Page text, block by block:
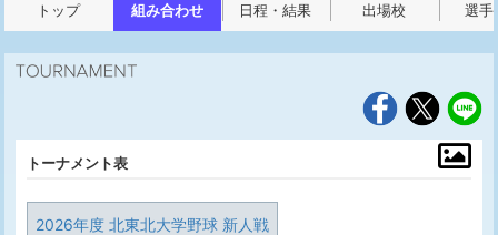
トップ 組み合わせ 日程・結果 出場校 選手
トーナメント表
2026年度 北東北大学野球 新人戦